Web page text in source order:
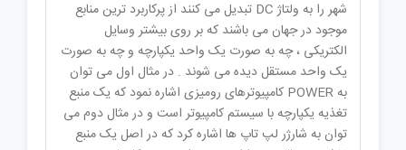
شهر را به ولتاژ DC تبدیل می کنند از پرکاربرد ترین منابع
موجود در جهان می باشند که بر روی بیشتر وسایل
الکتریکی ، چه به صورت یک واحد یکپارچه و چه به صورت
یک واحد مستقل دیده می شوند . در مثال اول می توان
به POWER کامپیوترهای رومیزی اشاره نمود که یک منبع
تغذیه یکپارچه با سیستم کامپیوتر است و در مثال دوم می
توان به شارژر لپ تاپ ها اشاره کرد که در اصل یک منبع